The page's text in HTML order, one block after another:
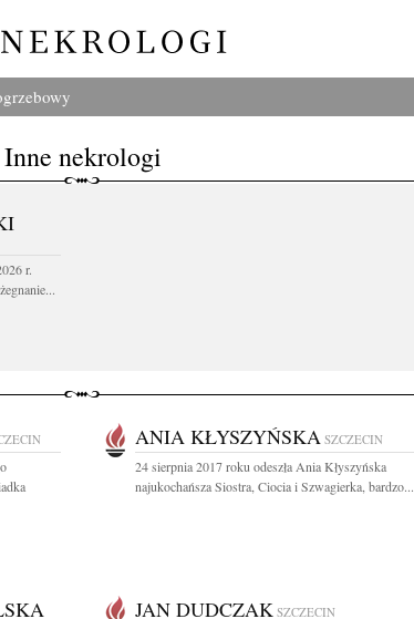
Inne nekrologi
r.
ANIA KŁYSZYŃSKA SZCZECIN
24 sierpnia 2017 roku odeszła Ania Kłyszyńska
najukochańsza Siostra, Ciocia i Szwagierka, bardzo...
JAN DUDCZAK SZCZECIN